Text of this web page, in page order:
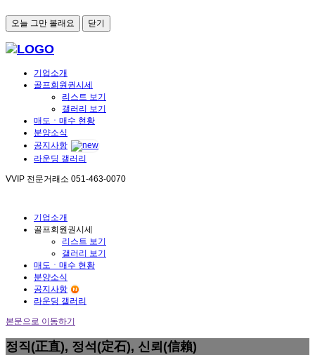
오늘 그만 볼래요 닫기
기업소개
골프회원권시세
리스트 보기
갤러리 보기
매도ㆍ매수 현황
분양소식
공지사항
라운딩 갤러리
VVIP 전문거래소 051-463-0070
기업소개
골프회원권시세
리스트 보기
갤러리 보기
매도ㆍ매수 현황
분양소식
공지사항
라운딩 갤러리
본문으로 이동하기
정직(正直), 정석(定石), 신뢰(信賴)